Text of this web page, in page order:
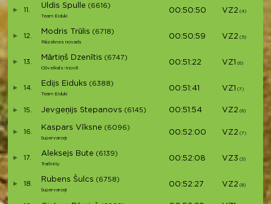
11.
Uldis Spulle (6616)
Team Eiduki
00:50:50 VZ2 (4)
12.
Modris Trūlis (6718)
Rēzeknes novads
00:50:59 VZ2 (5)
13.
Mārtiņš Dzenītis (6747)
OSveikals-Inov8
00:51:22 VZ1 (6)
14.
Edijs Eiduks (6388)
Team Eiduki
00:51:41 VZ1 (7)
15. Jevgeņijs Stepanovs (6145) 00:51:54 VZ2 (6)
16.
Kaspars Vīksne (6096)
Supervaroņi
00:52:00 VZ2 (7)
17.
Aleksejs Bute (6139)
Trailinity
00:52:08 VZ3 (3)
18.
Rubens Šulcs (6758)
Supervaroņi
00:52:27 VZ2 (8)